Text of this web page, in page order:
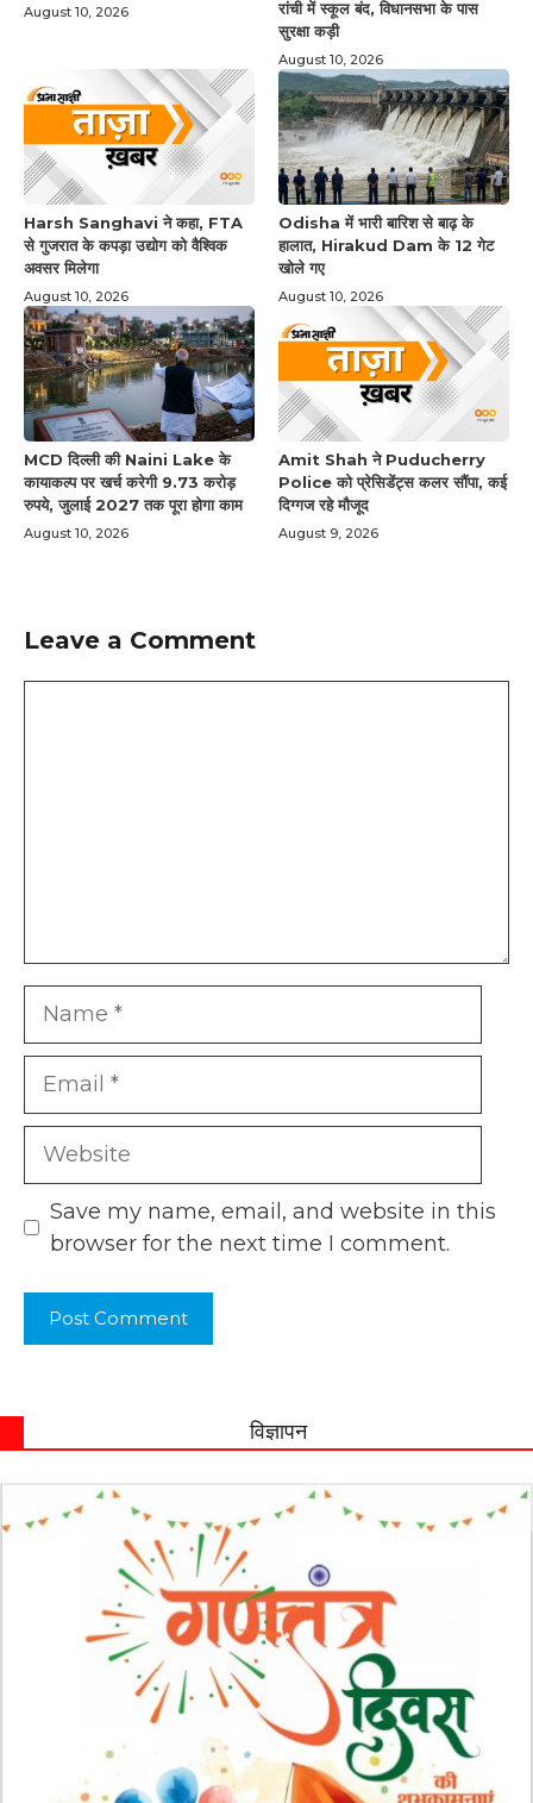
August 10, 2026
रांची में स्कूल बंद, विधानसभा के पास
सुरक्षा कड़ी
August 10, 2026
Harsh Sanghavi ने कहा, FTA
से गुजरात के कपड़ा उद्योग को वैश्विक
अवसर मिलेगा
August 10, 2026
Odisha में भारी बारिश से बाढ़ के
हालात, Hirakud Dam के 12 गेट
खोले गए
August 10, 2026
MCD दिल्ली की Naini Lake के
कायाकल्प पर खर्च करेगी 9.73 करोड़
रुपये, जुलाई 2027 तक पूरा होगा काम
August 10, 2026
Amit Shah ने Puducherry
Police को प्रेसिडेंट्स कलर सौंपा, कई
दिग्गज रहे मौजूद
August 9, 2026
Leave a Comment
Name
Email
Website
Save my name, email, and website in this
browser for the next time I comment.
विज्ञापन